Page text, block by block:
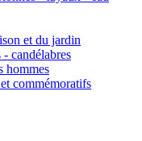
et du jardin
candélabres
hommes
commémoratifs